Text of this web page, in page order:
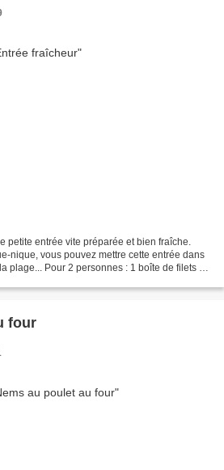
petite entrée vite préparée et bien fraîche.
nique, vous pouvez mettre cette entrée dans
plage... Pour 2 personnes : 1 boîte de filets de
four